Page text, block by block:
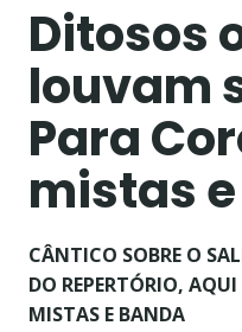
Ditosos
louvam
Para
mistas
CÂNTICO SOBRE O
DO REPERTÓRIO,
MISTAS E BANDA